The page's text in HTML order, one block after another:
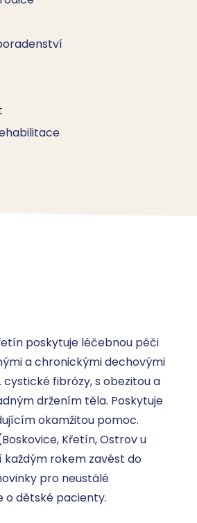
poskytuje léčebnou péči
a chronickými dechovými
fibrózy, s obezitou a
držením těla. Poskytuje
okamžitou pomoc.
Křetín, Ostrov u
každým rokem zavést do
pro neustálé
o dětské pacienty.